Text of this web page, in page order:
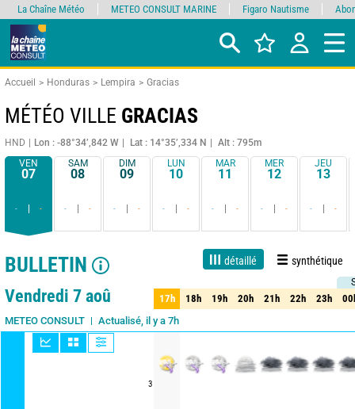
Accueil Honduras Lempira Gracias
MÉTÉO VILLE GRACIAS
HND Lon : -88°34’,842 W Lat : 14°35’,334 N
Alt : 795m
VEN
07
- -
SAM
08
- -
DIM
09
- -
LUN
10
- -
MAR
11
- -
MER
12
- -
JEU
13
- -
BULLETIN détaillé synthétique
1 jour 3 jours 7 jours 15 jours Fiabilité 85%
Vendredi 7 aoû
METEO CONSULT Actualisé, il y a 7h
3
17h 18h 19h 20h 21h 22h 23h
17h 18h 19h 20h 21h 22h 23h
La Chaîne Météo METEO CONSULT MARINE Figaro Nautisme